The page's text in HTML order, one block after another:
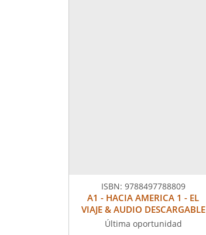
ISBN: 9788497788809
A1 - HACIA AMERICA 1 - EL
VIAJE & AUDIO DESCARGABLE
Última oportunidad